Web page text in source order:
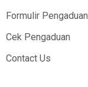
Formulir Pengaduan
Cek Pengaduan
Contact Us